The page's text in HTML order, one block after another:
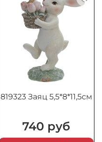
819323 Заяц 5,5*8*11,5см
740 руб